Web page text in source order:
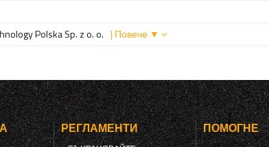
Polska Sp. z o. o. | Повече ▼
РЕГЛАМЕНТИ ПОМОГНЕ